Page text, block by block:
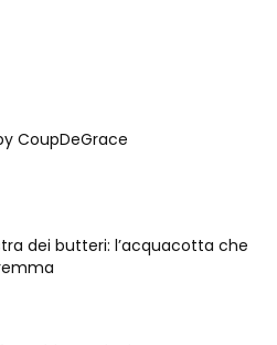
CoupDeGrace
dei butteri: l’acquacotta che